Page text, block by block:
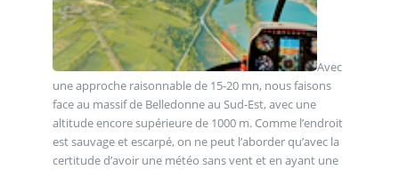
Avec
une approche raisonnable de 15-20 mn, nous faisons
face au massif de Belledonne au Sud-Est, avec une
altitude encore supérieure de 1000 m. Comme l’endroit
est sauvage et escarpé, on ne peut l’aborder qu’avec la
certitude d’avoir une météo sans vent et en ayant une